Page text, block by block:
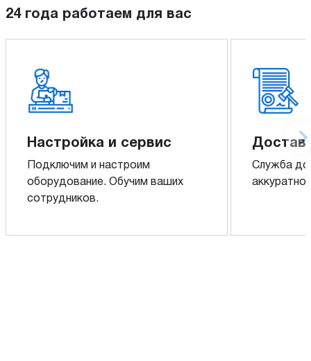
24 года работаем для вас
Настройка и сервис
Подключим и настроим
оборудование. Обучим ваших
сотрудников.
Служба
аккуратно